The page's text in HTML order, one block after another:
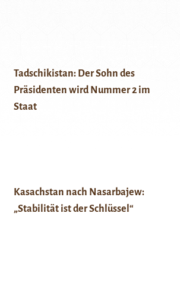
Tadschikistan: Der Sohn des
Präsidenten wird Nummer 2 im
Staat
Kasachstan nach Nasarbajew:
„Stabilität ist der Schlüssel“